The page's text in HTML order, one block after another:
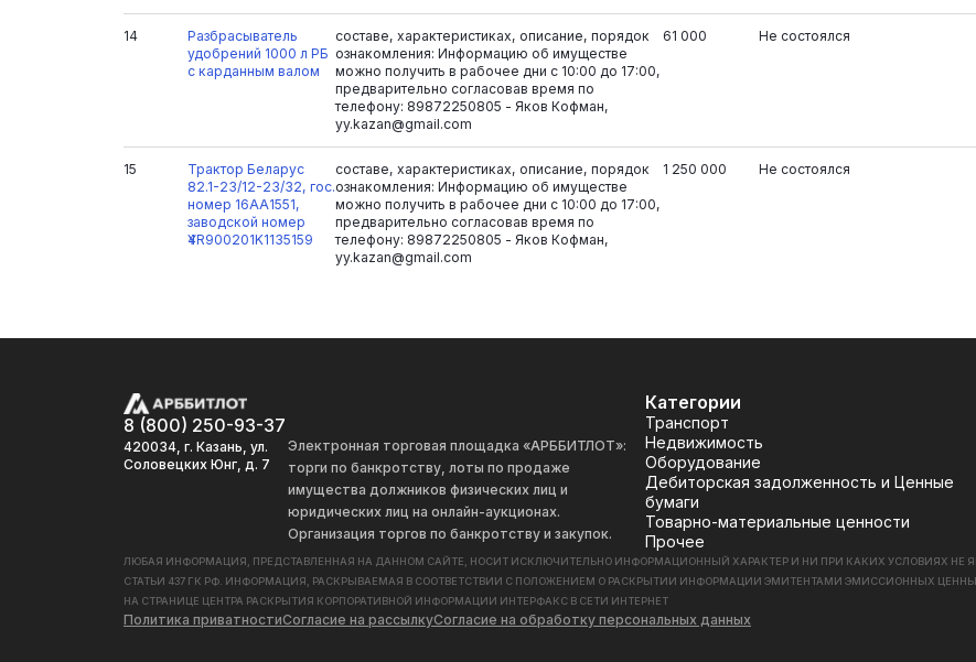
14
Разбрасыватель
удобрений 1000 л РБ
с карданным валом
составе, характеристиках, описание, порядок
ознакомления: Информацию об имуществе
можно получить в рабочее дни с 10:00 до 17:00,
предварительно согласовав время по
телефону: 89872250805 - Яков Кофман,
yy.kazan@gmail.com
61 000 Не состоялся
15
Трактор Беларус
82.1-23/12-23/32, гос.
номер 16АА1551,
заводской номер
Ү4R900201K1135159
составе, характеристиках, описание, порядок
ознакомления: Информацию об имуществе
можно получить в рабочее дни с 10:00 до 17:00,
предварительно согласовав время по
телефону: 89872250805 - Яков Кофман,
yy.kazan@gmail.com
1 250 000 Не состоялся
8 (800) 250-93-37
420034, г. Казань, ул.
Соловецких Юнг, д. 7
Электронная торговая площадка «АРББИТЛОТ»:
торги по банкротству, лоты по продаже
имущества должников физических лиц и
юридических лиц на онлайн-аукционах.
Организация торгов по банкротству и закупок.
Категории
Транспорт
Недвижимость
Оборудование
Дебиторская задолженность и Ценные
бумаги
Товарно-материальные ценности
Прочее
ЛЮБАЯ ИНФОРМАЦИЯ, ПРЕДСТАВЛЕННАЯ НА ДАННОМ САЙТЕ, НОСИТ ИСКЛЮЧИТЕЛЬНО ИНФОРМАЦИОННЫЙ ХАРАКТЕР И НИ ПРИ КАКИХ УСЛОВИЯХ НЕ
СТАТЬИ 437 ГК РФ. ИНФОРМАЦИЯ, РАСКРЫВАЕМАЯ В СООТВЕТСТВИИ С ПОЛОЖЕНИЕМ О РАСКРЫТИИ ИНФОРМАЦИИ ЭМИТЕНТАМИ ЭМИССИОННЫХ ЦЕННЫХ
НА СТРАНИЦЕ ЦЕНТРА РАСКРЫТИЯ КОРПОРАТИВНОЙ ИНФОРМАЦИИ ИНТЕРФАКС В СЕТИ ИНТЕРНЕТ
Политика приватностиСогласие на рассылкуСогласие на обработку персональных данных